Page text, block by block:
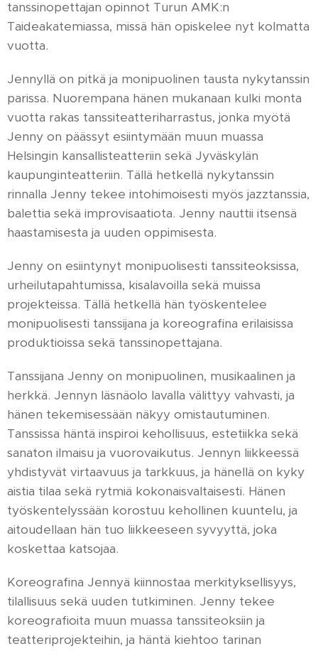
tanssinopettajan opinnot Turun AMK:n
Taideakatemiassa, missä hän opiskelee nyt kolmatta
vuotta.
Jennyllä on pitkä ja monipuolinen tausta nykytanssin
parissa. Nuorempana hänen mukanaan kulki monta
vuotta rakas tanssiteatteriharrastus, jonka myötä
Jenny on päässyt esiintymään muun muassa
Helsingin kansallisteatteriin sekä Jyväskylän
kaupunginteatteriin. Tällä hetkellä nykytanssin
rinnalla Jenny tekee intohimoisesti myös jazztanssia,
balettia sekä improvisaatiota. Jenny nauttii itsensä
haastamisesta ja uuden oppimisesta.
Jenny on esiintynyt monipuolisesti tanssiteoksissa,
urheilutapahtumissa, kisalavoilla sekä muissa
projekteissa. Tällä hetkellä hän työskentelee
monipuolisesti tanssijana ja koreografina erilaisissa
produktioissa sekä tanssinopettajana.
Tanssijana Jenny on monipuolinen, musikaalinen ja
herkkä. Jennyn läsnäolo lavalla välittyy vahvasti, ja
hänen tekemisessään näkyy omistautuminen.
Tanssissa häntä inspiroi kehollisuus, estetiikka sekä
sanaton ilmaisu ja vuorovaikutus. Jennyn liikkeessä
yhdistyvät virtaavuus ja tarkkuus, ja hänellä on kyky
aistia tilaa sekä rytmiä kokonaisvaltaisesti. Hänen
työskentelyssään korostuu kehollinen kuuntelu, ja
aitoudellaan hän tuo liikkeeseen syvyyttä, joka
koskettaa katsojaa.
Koreografina Jennyä kiinnostaa merkityksellisyys,
tilallisuus sekä uuden tutkiminen. Jenny tekee
koreografioita muun muassa tanssiteoksiin ja
teatteriprojekteihin, ja häntä kiehtoo tarinan